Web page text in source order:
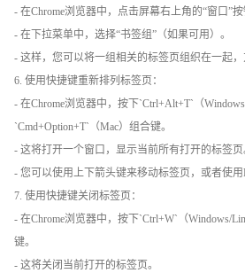
- 在Chrome浏览器中，点击屏幕右上角的“窗口”按
- 在下拉菜单中，选择“书签组”（如果可用）。
- 这样，您可以将一组相关的标签页组织在一起，
6. 使用快捷键重新排列标签页：
- 在Chrome浏览器中，按下`Ctrl+Alt+T`（
`Cmd+Option+T`（Mac）组合键。
- 这将打开一个窗口，显示当前所有打开的标签页
- 您可以使用上下箭头键来移动标签页，或者使用
7. 使用快捷键关闭标签页：
- 在Chrome浏览器中，按下`Ctrl+W`（Windows/
键。
- 这将关闭当前打开的标签页。